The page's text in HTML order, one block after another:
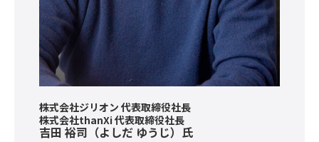
株式会社ジリオン 代表取締役社長
株式会社thanXi 代表取締役社長
吉田 裕司 （よしだ ゆうじ）氏